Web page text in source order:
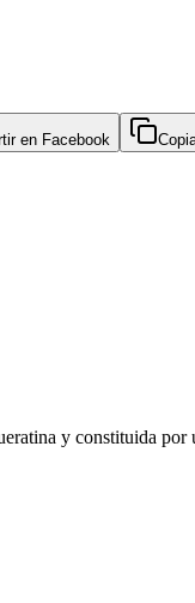
en Facebook
y constituida por